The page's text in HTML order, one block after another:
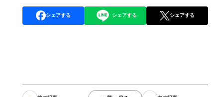
シェアする シェアする シェアする